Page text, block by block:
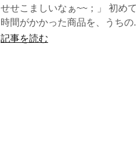
せせこましいなぁ~~；」 初め
時間がかかった商品を、うちの
記事を読む